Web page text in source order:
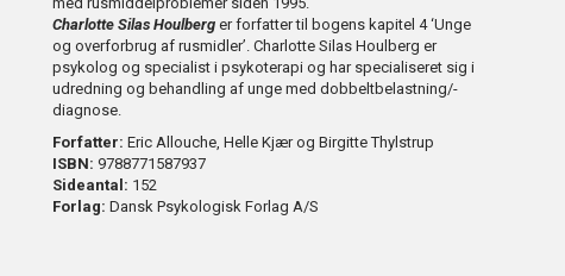
Charlotte Silas Houlberg er forfatter til bogens kapitel 4 ‘Unge
og overforbrug af rusmidler’. Charlotte Silas Houlberg er
psykolog og specialist i psykoterapi og har specialiseret sig i
udredning og behandling af unge med dobbeltbelastning/-
diagnose.
Forfatter: Eric Allouche, Helle Kjær og Birgitte Thylstrup
ISBN: 9788771587937
Sideantal: 152
Forlag: Dansk Psykologisk Forlag A/S